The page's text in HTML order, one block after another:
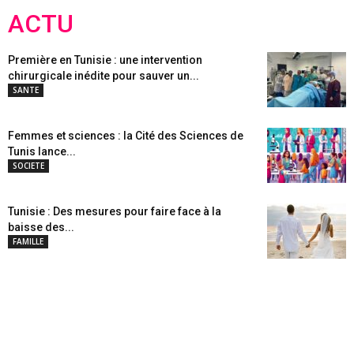
ACTU
Première en Tunisie : une intervention
chirurgicale inédite pour sauver un...
SANTE
Femmes et sciences : la Cité des Sciences de
Tunis lance...
SOCIETE
Tunisie : Des mesures pour faire face à la
baisse des...
FAMILLE